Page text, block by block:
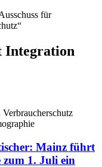
für
Integration
Mainz führt
1. Juli ein